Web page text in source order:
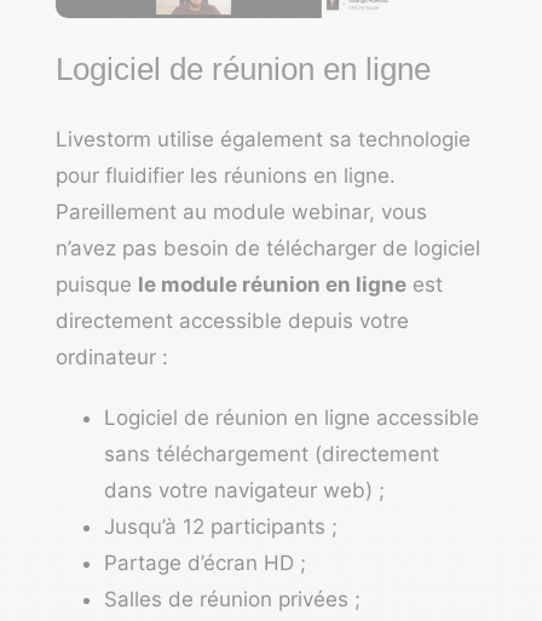
Logiciel de réunion en ligne
Livestorm utilise également sa technologie
pour fluidifier les réunions en ligne.
Pareillement au module webinar, vous
n’avez pas besoin de télécharger de logiciel
puisque le module réunion en ligne est
directement accessible depuis votre
ordinateur :
Logiciel de réunion en ligne accessible
sans téléchargement (directement
dans votre navigateur web) ;
Jusqu’à 12 participants ;
Partage d’écran HD ;
Salles de réunion privées ;